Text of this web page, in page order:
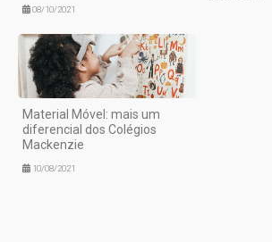
08/10/2021
Material Móvel: mais um
diferencial dos Colégios
Mackenzie
10/08/2021